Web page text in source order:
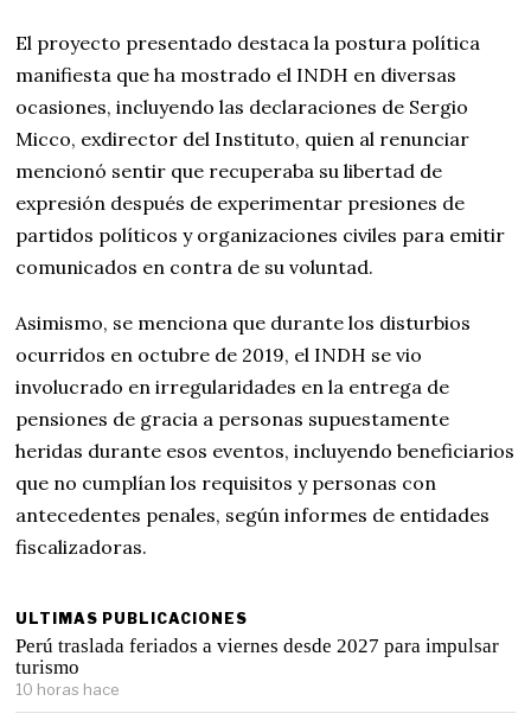
El proyecto presentado destaca la postura política
manifiesta que ha mostrado el INDH en diversas
ocasiones, incluyendo las declaraciones de Sergio
Micco, exdirector del Instituto, quien al renunciar
mencionó sentir que recuperaba su libertad de
expresión después de experimentar presiones de
partidos políticos y organizaciones civiles para emitir
comunicados en contra de su voluntad.
Asimismo, se menciona que durante los disturbios
ocurridos en octubre de 2019, el INDH se vio
involucrado en irregularidades en la entrega de
pensiones de gracia a personas supuestamente
heridas durante esos eventos, incluyendo beneficiarios
que no cumplían los requisitos y personas con
antecedentes penales, según informes de entidades
fiscalizadoras.
ULTIMAS PUBLICACIONES
Perú traslada feriados a viernes desde 2027 para impulsar
turismo
10 horas hace